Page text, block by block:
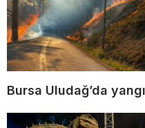
Bursa Uludağ’da